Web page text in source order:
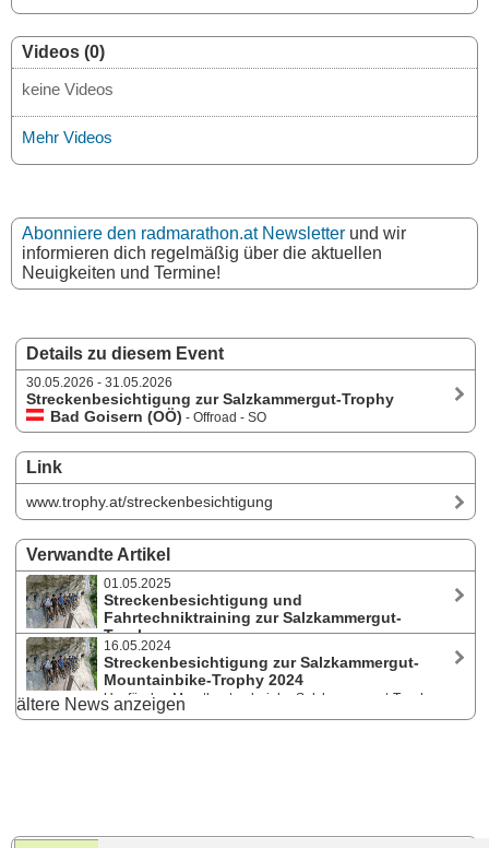
Details zu diesem Event
30.05.2026 - 31.05.2026
Streckenbesichtigung zur Salzkammergut-Trophy
Bad Goisern (OÖ) - Offroad - SO
Link
www.trophy.at/streckenbesichtigung
Verwandte Artikel
01.05.2025
Streckenbesichtigung und
Fahrtechniktraining zur Salzkammergut-
Trophy
Um für den Marathontag bei der Salzkammergut-Trophy die „Ideallinie“
zu finden, gibt es am 24. und 25. Mai 2025 wieder eine
Streckenbesichtigung. Am 23. Mai kann man beim Fahrtechniktraining
mit Andreas Polz seine Technik verbessern.
16.05.2024
Streckenbesichtigung zur Salzkammergut-
Mountainbike-Trophy 2024
Um für den Marathontag bei der Salzkammergut-Trophy
die "Ideallinie" zu finden, gibt es heuer am 1. und 2. Juni wieder eine
ältere News anzeigen
Videos (0)
keine Videos
Mehr Videos
Abonniere den radmarathon.at Newsletter und wir
informieren dich regelmäßig über die aktuellen
Neuigkeiten und Termine!